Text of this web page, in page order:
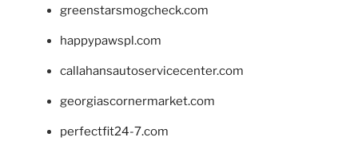
greenstarsmogcheck.com
happypawspl.com
callahansautoservicecenter.com
georgiascornermarket.com
perfectfit24-7.com